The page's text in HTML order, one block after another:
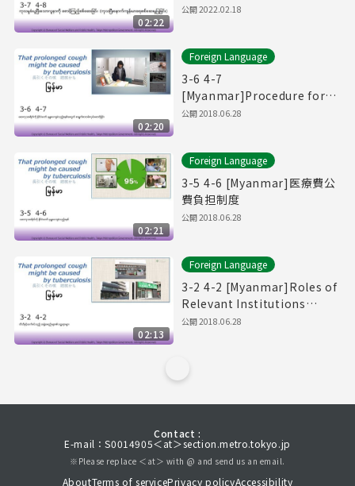
02:22
公開2022.02.18
02:20
Foreign Language
3-6 4-7
[Myanmar]Procedure for
the Medical Expenses
公開2018.06.28
02:21
Foreign Language
3-5 4-6 [Myanmar]医療費公
費負担制度
公開2018.06.28
02:13
Foreign Language
3-2 4-2 [Myanmar]Roles of
Relevant Institutions
Regarding Tuberculosis.
公開2018.06.28
Contact :
E-mail：S0014905＜at＞section.metro.tokyo.jp
※Please replace ＜at＞ with @ and send us an email.
AboutTerms of servicePrivacy policyAccessibility